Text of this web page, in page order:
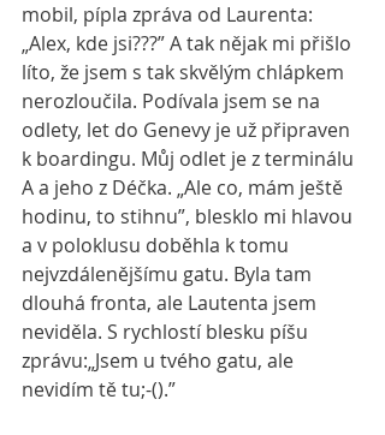
mobil, pípla zpráva od Laurenta:
„Alex, kde jsi???” A tak nějak mi přišlo
líto, že jsem s tak skvělým chlápkem
nerozloučila. Podívala jsem se na
odlety, let do Genevy je už připraven
k boardingu. Můj odlet je z terminálu
A a jeho z Déčka. „Ale co, mám ještě
hodinu, to stihnu”, blesklo mi hlavou
a v poloklusu doběhla k tomu
nejvzdálenějšímu gatu. Byla tam
dlouhá fronta, ale Lautenta jsem
neviděla. S rychlostí blesku píšu
zprávu:„Jsem u tvého gatu, ale
nevidím tě tu;-().”